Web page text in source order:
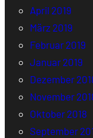
April 2019
März 2019
Februar 2019
Januar 2019
Dezember
November
Oktober 2018
September